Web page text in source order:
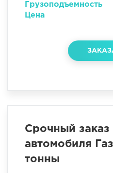
Грузоподъемность
Цена
Срочный заказ
автомобиля
тонны